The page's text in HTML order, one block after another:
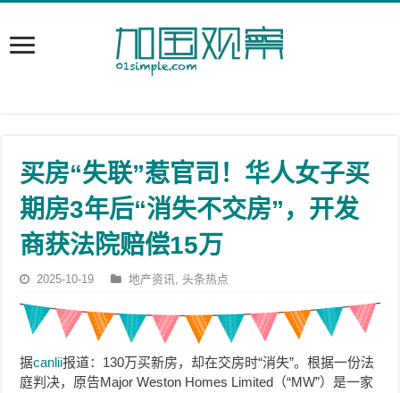
买房“失联”惹官司！华人女子买
期房3年后“消失不交房”，开发
商获法院赔偿15万
2025-10-19 地产资讯,头条热点
据canlii报道：130万买新房，却在交房时“消失”。根据一份法
庭判决，原告Major Weston Homes Limited（“MW”）是一家